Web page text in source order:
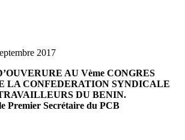
2017
AU Vème CONGRES
LA CONFEDERATION SYNDICALE
DU BENIN.
Premier Secrétaire du PCB